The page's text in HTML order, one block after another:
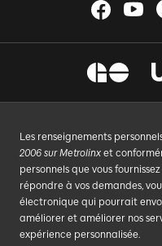
Les renseignements
2006 sur Metrolinx et
personnels que vous
répondre à vos demandes,
électronique qui pourrait
améliorer et améliorer nos
expérience personnalisée.